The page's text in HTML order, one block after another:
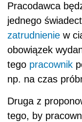
Pracodawca
jednego
zatrudnienie w
obowiązek
tego pracownik
np. na czas
Druga z
tego, by